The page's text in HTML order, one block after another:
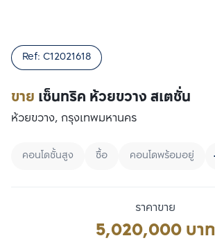
ขาย เซ็นทริค ห้วยขวาง สเตชั่น
Ref: C12021618
ห้วยขวาง, กรุงเทพมหานคร
คอนโดชั้นสูง ซื้อ คอนโดพร้อมอยู่
ราคาขาย
5,020,000 บาท